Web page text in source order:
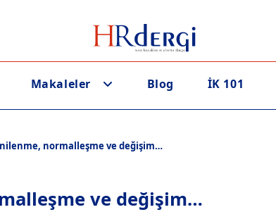
Makaleler Blog İK 101
normalleşme ve değişim…
ve değişim…